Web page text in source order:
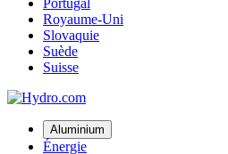
Portugal
Royaume-Uni
Slovaquie
Suède
Suisse
Aluminium
Énergie